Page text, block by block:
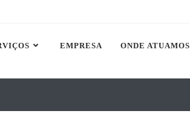
EMPRESA ONDE ATUAMOS